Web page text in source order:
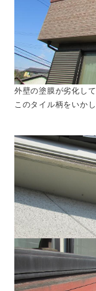
外壁の塗膜が劣化して
このタイル柄をいかし